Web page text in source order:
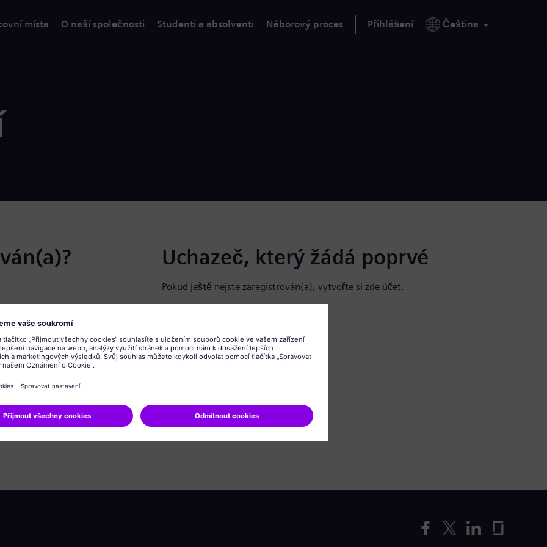
místa O naší společnosti Studenti a absolventi Náborový proces Přihlášení Čeština
Uchazeč, který žádá poprvé
Pokud ještě nejste zaregistrován(a), vytvořte si zde účet.